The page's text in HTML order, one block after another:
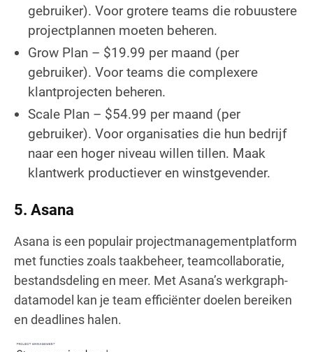
gebruiker). Voor grotere teams die robuustere
projectplannen moeten beheren.
Grow Plan – $19.99 per maand (per
gebruiker). Voor teams die complexere
klantprojecten beheren.
Scale Plan – $54.99 per maand (per
gebruiker). Voor organisaties die hun bedrijf
naar een hoger niveau willen tillen. Maak
klantwerk productiever en winstgevender.
5. Asana
Asana is een populair projectmanagementplatform
met functies zoals taakbeheer, teamcollaboratie,
bestandsdeling en meer. Met Asana’s werkgraph-
datamodel kan je team efficiënter doelen bereiken
en deadlines halen.